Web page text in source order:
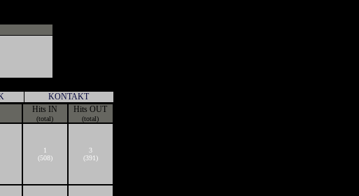
KONTAKT
Hits IN
(total)
Hits OUT
(total)
1
(508)
3
(391)